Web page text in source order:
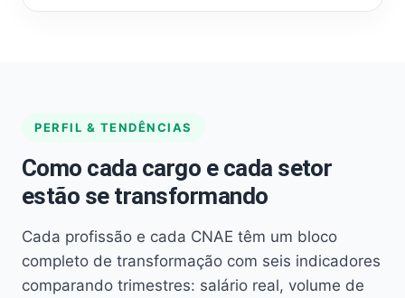
PERFIL & TENDÊNCIAS
Como cada cargo e cada setor
estão se transformando
Cada profissão e cada CNAE têm um bloco
completo de transformação com seis indicadores
comparando trimestres: salário real, volume de